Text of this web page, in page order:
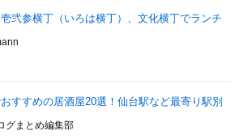
弐参横丁（いろは横丁）、文化横丁でランチ
すすめの居酒屋20選！仙台駅など最寄り駅別
グまとめ編集部